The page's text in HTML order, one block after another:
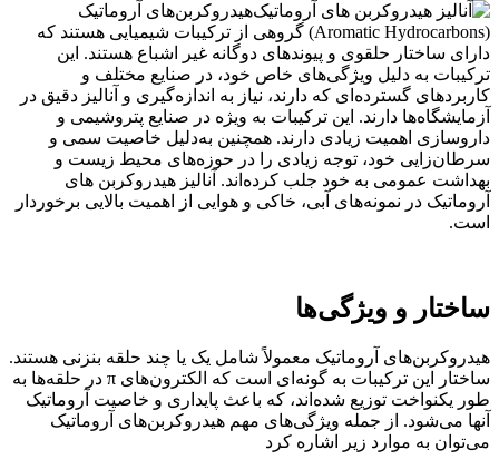
هیدروکربن‌های آروماتیک
(Aromatic Hydrocarbons) گروهی از ترکیبات شیمیایی هستند که
دارای ساختار حلقوی و پیوندهای دوگانه غیر اشباع هستند. این
ترکیبات به دلیل ویژگی‌های خاص خود، در صنایع مختلف و
کاربردهای گسترده‌ای که دارند، نیاز به اندازه‌گیری و آنالیز دقیق در
آزمایشگاه‌ها دارند. این ترکیبات به ویژه در صنایع پتروشیمی و
داروسازی اهمیت زیادی دارند. همچنین به‌دلیل خاصیت سمی و
سرطان‌زایی خود، توجه زیادی را در حوزه‌های محیط‌ زیست و
بهداشت عمومی به خود جلب کرده‌اند. آنالیز هیدروکربن های
آروماتیک در نمونه‌های آبی، خاکی و هوایی از اهمیت بالایی برخوردار
است.
ساختار و ویژگی‌ها
هیدروکربن‌های آروماتیک معمولاً شامل یک یا چند حلقه بنزنی هستند.
ساختار این ترکیبات به گونه‌ای است که الکترون‌های π در حلقه‌ها به
طور یکنواخت توزیع شده‌اند، که باعث پایداری و خاصیت آروماتیک
آنها می‌شود. از جمله ویژگی‌های مهم هیدروکربن‌های آروماتیک
می‌توان به موارد زیر اشاره کرد